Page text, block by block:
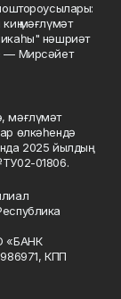
мәғлүмәт
нәшриәт
— Мирсәйет
мәғлүмәт
өлкәһендә
2025 йылдың
01806.
«БАНК
КПП